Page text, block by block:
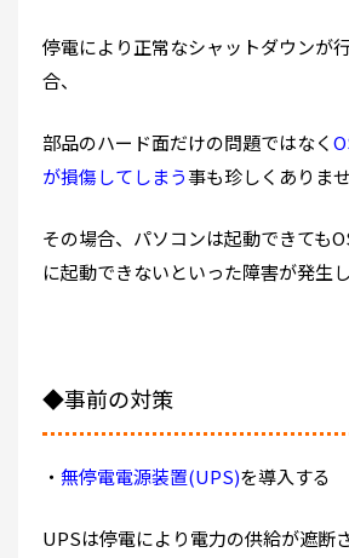
停電により正常なシャットダウンが
合、
部品のハード面だけの問題ではなく
が損傷してしまう事も珍しくありませ
その場合、パソコンは起動できても
に起動できないといった障害が発生し
◆事前の対策
・ 無停電電源装置(UPS)を導入する
UPSは停電により電力の供給が遮断